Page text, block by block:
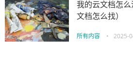
我的云文档怎
文档怎么找）
所有内容 • 2025-